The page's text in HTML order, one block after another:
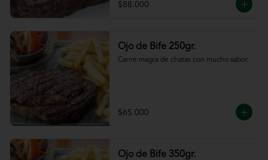
$88.000
Ojo de Bife 250gr.
Carne magra de chatas con mucho sabor.
$65.000
Ojo de Bife 350gr.